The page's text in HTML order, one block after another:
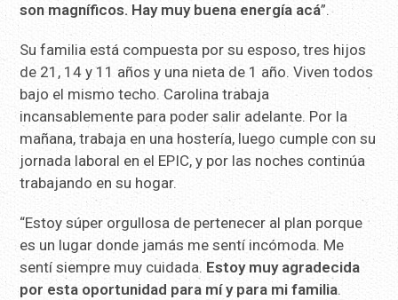
son magníficos. Hay muy buena energía acá”.
Su familia está compuesta por su esposo, tres hijos
de 21, 14 y 11 años y una nieta de 1 año. Viven todos
bajo el mismo techo. Carolina trabaja
incansablemente para poder salir adelante. Por la
mañana, trabaja en una hostería, luego cumple con su
jornada laboral en el EPIC, y por las noches continúa
trabajando en su hogar.
“Estoy súper orgullosa de pertenecer al plan porque
es un lugar donde jamás me sentí incómoda. Me
sentí siempre muy cuidada. Estoy muy agradecida
por esta oportunidad para mí y para mi familia.